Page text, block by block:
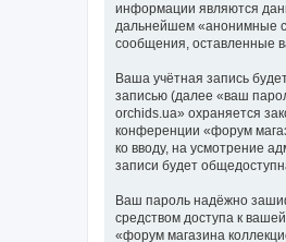
информации являются
дальнейшем «анонимные
сообщения, оставленные
Ваша учётная запись
записью (далее «ваш
orchids.ua» охраняется
конференции «форум
ко вводу, на усмотрение
записи будет
Ваш пароль надёжно
средством доступа к
«форум магазина